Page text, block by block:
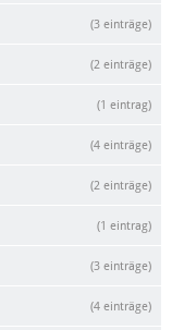
(3 einträge)
(2 einträge)
(1 eintrag)
(4 einträge)
(2 einträge)
(1 eintrag)
(3 einträge)
(4 einträge)